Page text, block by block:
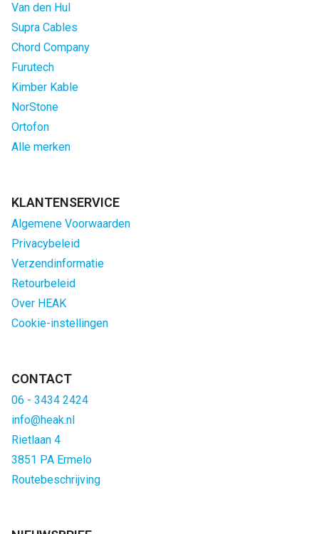
Van den Hul
Supra Cables
Chord Company
Furutech
Kimber Kable
NorStone
Ortofon
Alle merken
KLANTENSERVICE
Algemene Voorwaarden
Privacybeleid
Verzendinformatie
Retourbeleid
Over HEAK
Cookie-instellingen
CONTACT
06 - 3434 2424
info@heak.nl
Rietlaan 4
3851 PA Ermelo
Routebeschrijving